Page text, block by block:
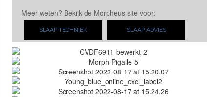
Meer weten? Bekijk de Morpheus site voor:
SLAAP TECHNIEK SLAAP ADVIES
One
Pigalle
Brut
Young